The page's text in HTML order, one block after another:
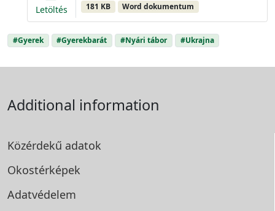
Letöltés 181 KB Word dokumentum
#Gyerek #Gyerekbarát #Nyári tábor #Ukrajna
Additional information
Közérdekű adatok
Okostérképek
Adatvédelem